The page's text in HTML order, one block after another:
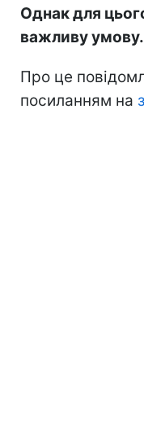
Однак для
важливу умову.
Про це
посиланням на